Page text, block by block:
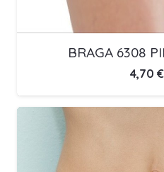
BRAGA 6308
4,70 €